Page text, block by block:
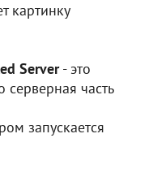
картинку
Server- это
серверная часть
запускается